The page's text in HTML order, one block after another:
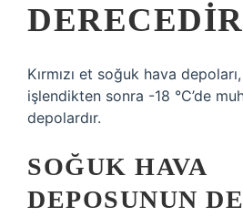
Kırmızı et soğuk hava depoları,
işlendikten sonra -18 °C’de
depolardır.
SOĞUK HAVA
DEPOSUNUN